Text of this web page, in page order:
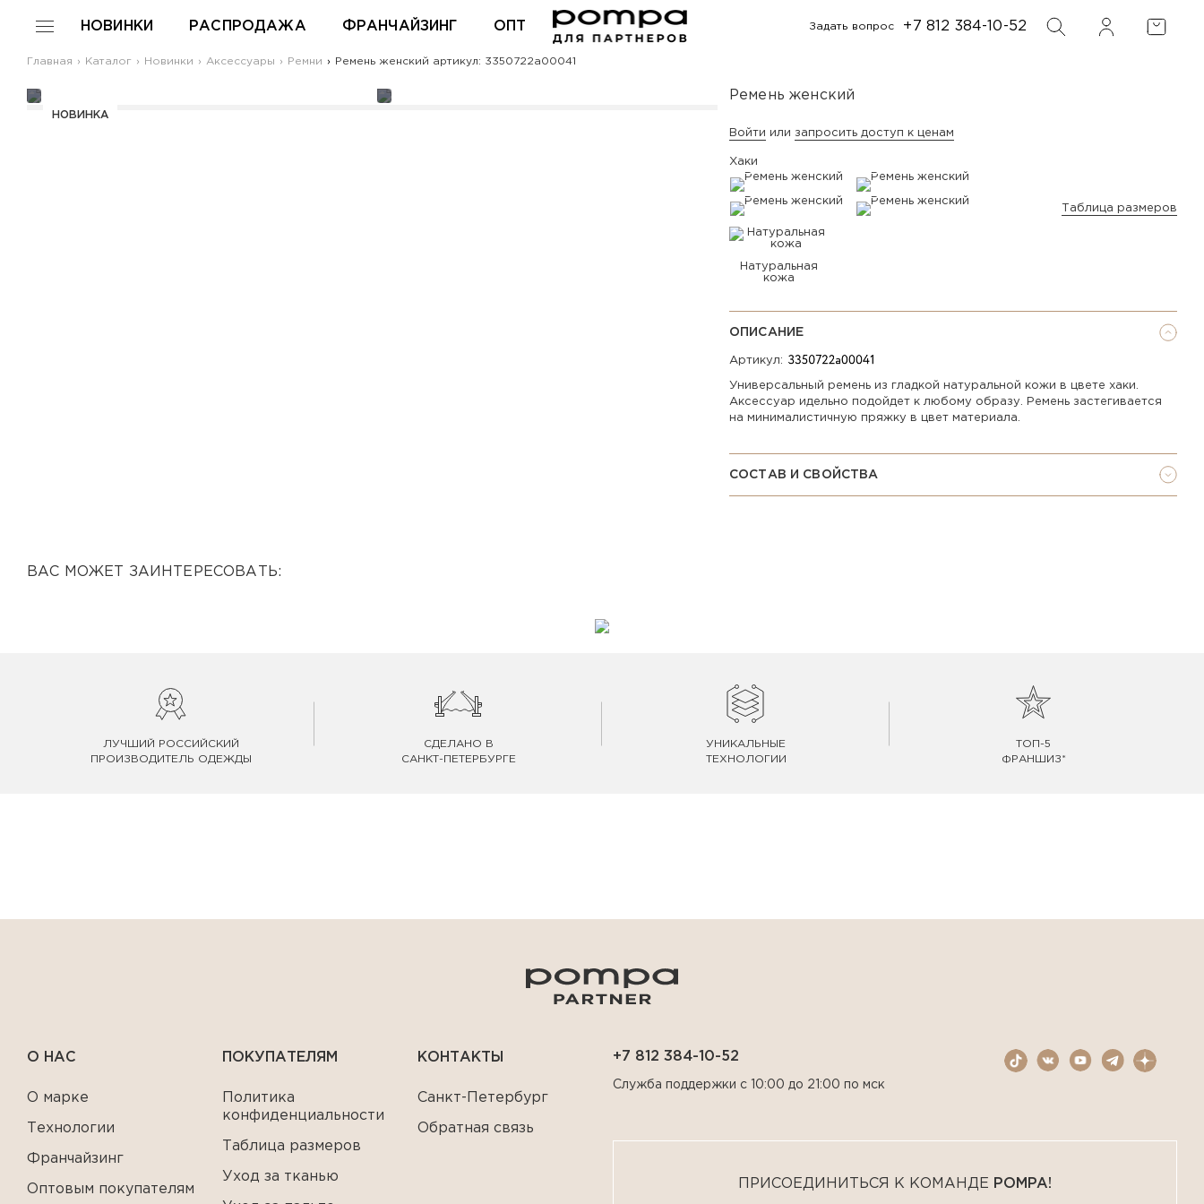
НОВИНКИ РАСПРОДАЖА ФРАНЧАЙЗИНГ ОПТ Задать вопрос +7 812 384-10-52 ФИЛЬТР
ПОИСК
Главная Каталог Новинки Аксессуары Ремни Ремень женский артикул: 3350722a00041
НОВИНКА
Ремень женский
Войти или запросить доступ к ценам
Хаки
Таблица размеров
Натуральная
кожа
ОПИСАНИЕ
Артикул:
Универсальный ремень из гладкой натуральной кожи в цвете хаки.
Аксессуар идельно подойдет к любому образу. Ремень застегивается
на минималистичную пряжку в цвет материала.
СОСТАВ И СВОЙСТВА
ВАС МОЖЕТ ЗАИНТЕРЕСОВАТЬ:
ЛУЧШИЙ РОССИЙСКИЙ
ПРОИЗВОДИТЕЛЬ ОДЕЖДЫ
СДЕЛАНО В
САНКТ-ПЕТЕРБУРГЕ
УНИКАЛЬНЫЕ
ТЕХНОЛОГИИ
ТОП-5
ФРАНШИЗ*
О НАС
О марке
Технологии
Франчайзинг
Оптовым покупателям
ПОКУПАТЕЛЯМ
Политика
конфиденциальности
Таблица размеров
Уход за тканью
КОНТАКТЫ
Санкт-Петербург
Обратная связь
ПРИСОЕДИНИТЬСЯ К КОМАНДЕ POMPA!
+7 812 384-10-52
Служба поддержки с 10:00 до 21:00 по мск